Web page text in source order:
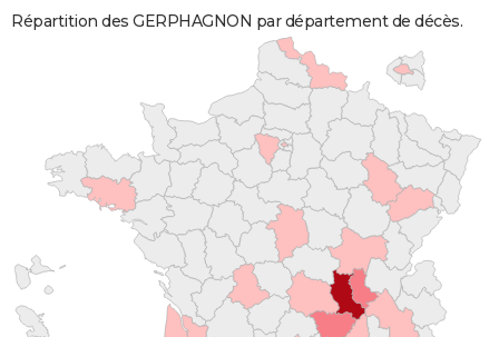
Répartition des GERPHAGNON par département de décès.